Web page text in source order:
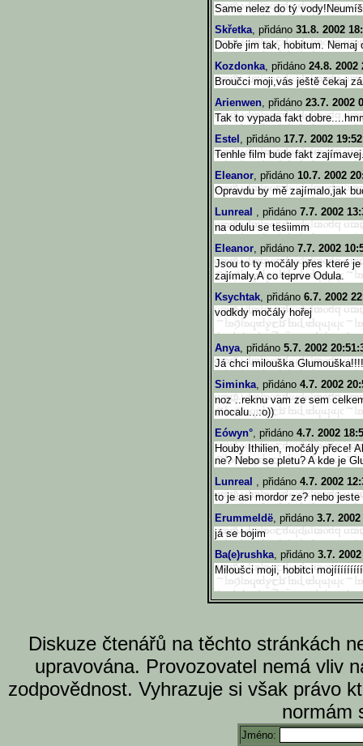
Same nelez do tý
Skřetka, přidáno 31.8. 2002
Dobře jim tak, hobitum.
Kozdonka, přidáno 24.8. 2002
Broučci moji,vás ještě čekaj
Arienwen, přidáno 23.7. 2002
Tak to vypada fakt
Estel , přidáno 17.7. 2002
Tenhle film bude fakt
Eleanor, přidáno 10.7. 2002
Opravdu by mě zajímalo,jak
Lunreal , přidáno 7.7. 2002
na odulu se tesiimm
Eleanor, přidáno 7.7. 2002
Jsou to ty močály přes které
zajímaly.A co teprve Odula.
Ksychtak, přidáno 6.7. 2002
vodkdy močály hořej
Anya, přidáno 5.7. 2002
Já chci milouška
Siminka, přidáno 4.7. 2002
noz ..reknu vam ze sem
mocalu...:o))
Eówyn°, přidáno 4.7. 2002
Houby Ithilien, močály přece!
ne? Nebo se pletu? A kde je
Lunreal , přidáno 4.7. 2002
to je asi mordor ze? nebo
Erummeldë, přidáno 3.7.
já se bojim
Ba(e)rushka, přidáno 3.7.
Miloušci moji, hobitci
Diskuze čtenářů na těchto stránkách
upravována. Provozovatel nemá vliv
zodpovědnost. Vyhrazuje si však právo
normám
Jméno: